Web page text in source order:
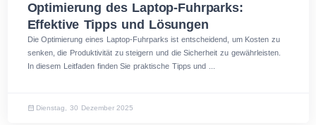
Optimierung des Laptop-Fuhrparks:
Effektive Tipps und Lösungen
Die Optimierung eines Laptop-Fuhrparks ist entscheidend, um Kosten zu
senken, die Produktivität zu steigern und die Sicherheit zu gewährleisten.
In diesem Leitfaden finden Sie praktische Tipps und ...
Dienstag, 30 Dezember 2025